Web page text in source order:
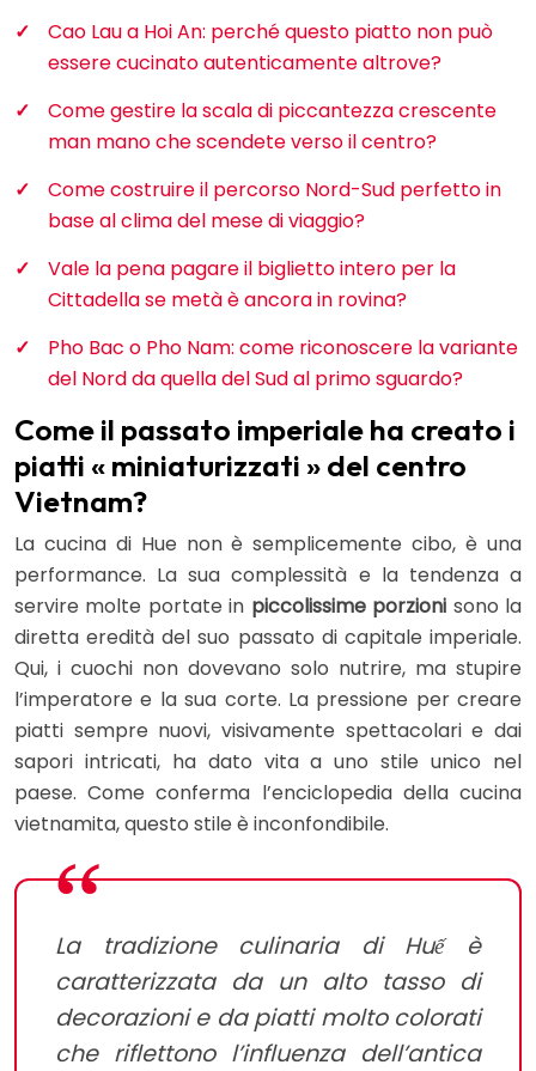
Cao Lau a Hoi An: perché questo piatto non può
essere cucinato autenticamente altrove?
Come gestire la scala di piccantezza crescente
man mano che scendete verso il centro?
Come costruire il percorso Nord-Sud perfetto in
base al clima del mese di viaggio?
Vale la pena pagare il biglietto intero per la
Cittadella se metà è ancora in rovina?
Pho Bac o Pho Nam: come riconoscere la variante
del Nord da quella del Sud al primo sguardo?
Come il passato imperiale ha creato i
piatti « miniaturizzati » del centro
Vietnam?
La cucina di Hue non è semplicemente cibo, è una
performance. La sua complessità e la tendenza a
servire molte portate in piccolissime porzioni sono la
diretta eredità del suo passato di capitale imperiale.
Qui, i cuochi non dovevano solo nutrire, ma stupire
l’imperatore e la sua corte. La pressione per creare
piatti sempre nuovi, visivamente spettacolari e dai
sapori intricati, ha dato vita a uno stile unico nel
paese. Come conferma l’enciclopedia della cucina
vietnamita, questo stile è inconfondibile.
La tradizione culinaria di Huế è
caratterizzata da un alto tasso di
decorazioni e da piatti molto colorati
che riflettono l’influenza dell’antica